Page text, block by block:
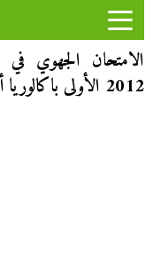
الامتحان الجهوي في
2012 الأولى باكالوريا أصيل